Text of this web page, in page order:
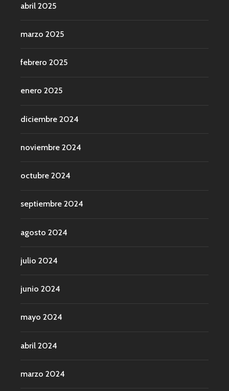
abril 2025
marzo 2025
febrero 2025
enero 2025
diciembre 2024
noviembre 2024
octubre 2024
septiembre 2024
agosto 2024
julio 2024
junio 2024
mayo 2024
abril 2024
marzo 2024